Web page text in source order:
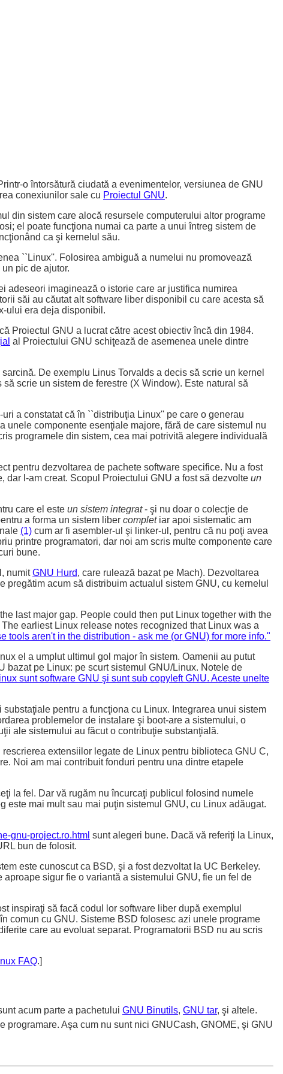
o întorsătură ciudată a evenimentelor, versiunea de GNU
conexiunilor sale cu Proiectul GNU.
din sistem care alocă resursele computerului altor programe
el poate funcţiona numai ca parte a unui întreg sistem de
ca şi kernelul său.
``Linux''. Folosirea ambiguă a numelui nu promovează
pic de ajutor.
adeseori imaginează o istorie care ar justifica numirea
săi au căutat alt software liber disponibil cu care acesta să
ului era deja disponibil.
Proiectul GNU a lucrat către acest obiectiv încă din 1984.
al Proiectului GNU schiţează de asemenea unele dintre
De exemplu Linus Torvalds a decis să scrie un kernel
scrie un sistem de ferestre (X Window). Este natural să
a constatat că în ``distribuţia Linux'' pe care o generau
componente esenţiale majore, fără de care sistemul nu
programele din sistem, cea mai potrivită alegere individuală
pentru dezvoltarea de pachete software specifice. Nu a fost
dar l-am creat. Scopul Proiectului GNU a fost să dezvolte un
care el este un sistem integrat- şi nu doar o colecţie de
a forma un sistem liber completiar apoi sistematic am
(1) cum ar fi asembler-ul şi linker-ul, pentru că nu poţi avea
printre programatori, dar noi am scris multe componente care
bune.
numitGNU Hurd, care rulează bazat pe Mach). Dezvoltarea
pregătim acum să distribuim actualul sistem GNU, cu kernelul
last major gap. People could then put Linux together with the
earliest Linux release notes recognized that Linux was a
aren't in the distribution - ask me (or GNU) for more info."
el a umplut ultimul gol major în sistem. Oamenii au putut
bazat pe Linux: pe scurt sistemul GNU/Linux. Notele de
sunt software GNU şi sunt sub copyleft GNU. Aceste unelte
pentru a funcţiona cu Linux. Integrarea unui sistem
problemelor de instalare şi boot-are a sistemului, o
ale sistemului au făcut o contribuţie substanţială.
extensiilor legate de Linux pentru biblioteca GNU C,
Noi am mai contribuit fonduri pentru una dintre etapele
la fel. Dar vă rugăm nu încurcaţi publicul folosind numele
mai mult sau mai puţin sistemul GNU, cu Linux adăugat.
gnu-project.ro.html sunt alegeri bune. Dacă vă referiţi la Linux,
bun de folosit.
este cunoscut ca BSD, şi a fost dezvoltat la UC Berkeley.
sigur fie o variantă a sistemului GNU, fie un fel de
inspiraţi să facă codul lor software liber după exemplul
comun cu GNU. Sisteme BSD folosesc azi unele programe
care au evoluat separat. Programatorii BSD nu au scris
FAQ.]
acum parte a pachetului GNU Binutils, GNU tar, şi altele.
programare. Aşa cum nu sunt nici GNUCash, GNOME, şi GNU